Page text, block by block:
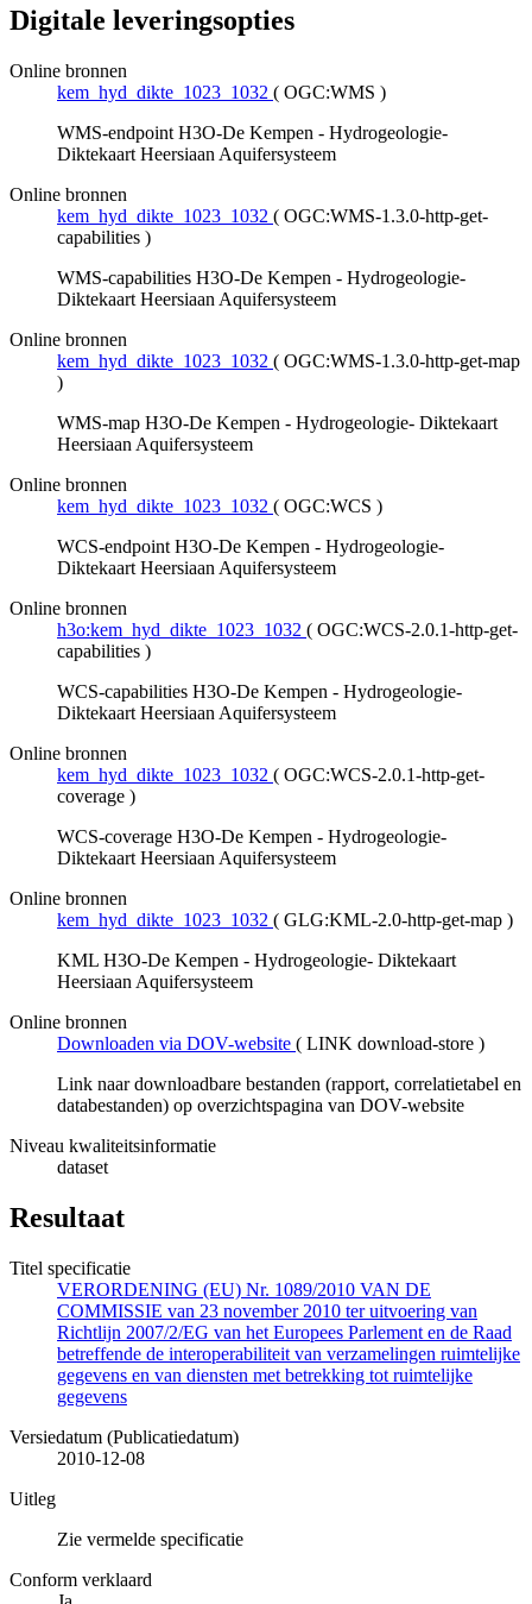
Digitale leveringsopties
Online bronnen
kem_hyd_dikte_1023_1032 ( OGC:WMS )
WMS-endpoint H3O-De Kempen - Hydrogeologie-
Diktekaart Heersiaan Aquifersysteem
Online bronnen
kem_hyd_dikte_1023_1032 ( OGC:WMS-1.3.0-http-get-
capabilities )
WMS-capabilities H3O-De Kempen - Hydrogeologie-
Diktekaart Heersiaan Aquifersysteem
Online bronnen
kem_hyd_dikte_1023_1032 ( OGC:WMS-1.3.0-http-get-map
)
WMS-map H3O-De Kempen - Hydrogeologie- Diktekaart
Heersiaan Aquifersysteem
Online bronnen
kem_hyd_dikte_1023_1032 ( OGC:WCS )
WCS-endpoint H3O-De Kempen - Hydrogeologie-
Diktekaart Heersiaan Aquifersysteem
Online bronnen
h3o:kem_hyd_dikte_1023_1032 ( OGC:WCS-2.0.1-http-get-
capabilities )
WCS-capabilities H3O-De Kempen - Hydrogeologie-
Diktekaart Heersiaan Aquifersysteem
Online bronnen
kem_hyd_dikte_1023_1032 ( OGC:WCS-2.0.1-http-get-
coverage )
WCS-coverage H3O-De Kempen - Hydrogeologie-
Diktekaart Heersiaan Aquifersysteem
Online bronnen
kem_hyd_dikte_1023_1032 ( GLG:KML-2.0-http-get-map )
KML H3O-De Kempen - Hydrogeologie- Diktekaart
Heersiaan Aquifersysteem
Online bronnen
Downloaden via DOV-website ( LINK download-store )
Link naar downloadbare bestanden (rapport, correlatietabel en
databestanden) op overzichtspagina van DOV-website
Niveau kwaliteitsinformatie
dataset
Resultaat
Titel specificatie
VERORDENING (EU) Nr. 1089/2010 VAN DE
COMMISSIE van 23 november 2010 ter uitvoering van
Richtlijn 2007/2/EG van het Europees Parlement en de Raad
betreffende de interoperabiliteit van verzamelingen ruimtelijke
gegevens en van diensten met betrekking tot ruimtelijke
gegevens
Versiedatum (Publicatiedatum)
2010-12-08
Uitleg
Zie vermelde specificatie
Conform verklaard